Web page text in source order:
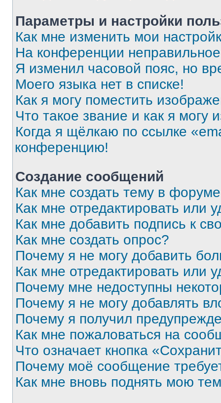
Параметры и настройки
Как мне изменить мои
На конференции
Я изменил часовой пояс, но
Моего языка нет в списке!
Как я могу поместить
Что такое звание и как я могу
Когда я щёлкаю по ссылке
конференцию!
Создание сообщений
Как мне создать тему в
Как мне отредактировать или
Как мне добавить подпись к
Как мне создать опрос?
Почему я не могу добавить
Как мне отредактировать или
Почему мне недоступны
Почему я не могу добавлять
Почему я получил
Как мне пожаловаться на
Что означает кнопка
Почему моё сообщение
Как мне вновь поднять мою